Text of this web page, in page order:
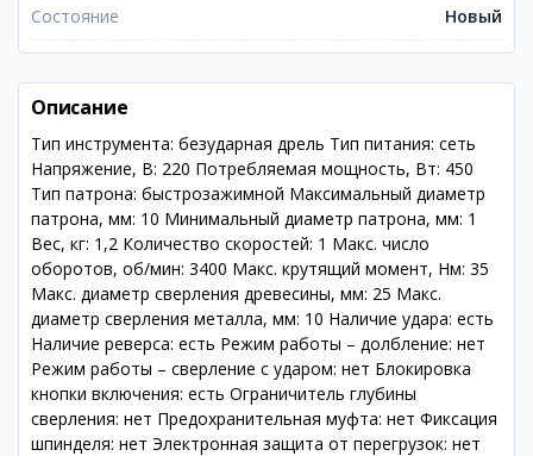
Состояние Новый
Описание
Тип инструмента: безударная дрель Тип питания: сеть
Напряжение, В: 220 Потребляемая мощность, Вт: 450
Тип патрона: быстрозажимной Максимальный диаметр
патрона, мм: 10 Минимальный диаметр патрона, мм: 1
Вес, кг: 1,2 Количество скоростей: 1 Макс. число
оборотов, об/мин: 3400 Макс. крутящий момент, Нм: 35
Макс. диаметр сверления древесины, мм: 25 Макс.
диаметр сверления металла, мм: 10 Наличие удара: есть
Наличие реверса: есть Режим работы – долбление: нет
Режим работы – сверление с ударом: нет Блокировка
кнопки включения: есть Ограничитель глубины
сверления: нет Предохранительная муфта: нет Фиксация
шпинделя: нет Электронная защита от перегрузок: нет